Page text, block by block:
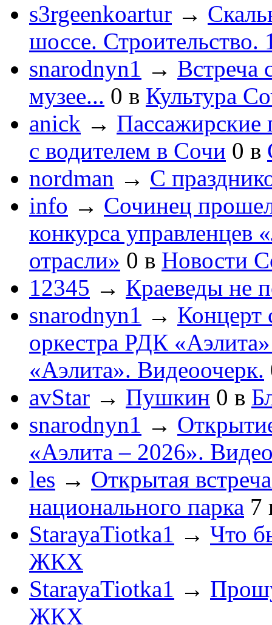
s3rgeenkoartur →
шоссе. Строительство.
snarodnyn1 → Встреча
музее... 0 в Культура
anick → Пассажирские
с водителем в Сочи 0 в
nordman → С
info → Сочинец
конкурса управленцев
отрасли» 0 в Новости
12345 → Краеведы не
snarodnyn1 → Концерт
оркестра РДК
«Аэлита». Видеоочерк.
avStar → Пушкин 0 в
snarodnyn1 →
«Аэлита – 2026».
les → Открытая
национального парка 7
StarayaTiotka1 → Что
ЖКХ
StarayaTiotka1 →
ЖКХ